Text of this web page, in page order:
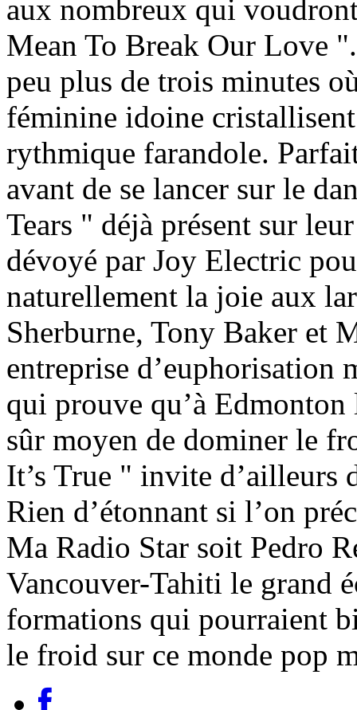
aux nombreux qui
Mean To Break Our Love
peu plus de trois minutes
féminine idoine
rythmique farandole.
avant de se lancer sur le
Tears " déjà présent sur
dévoyé par Joy Electric
naturellement la joie aux
Sherburne, Tony Baker et
entreprise d’euphorisation
qui prouve qu’à
sûr moyen de dominer le
It’s True " invite d’ailleurs
Rien d’étonnant si l’on
Ma Radio Star soit Pedro
Vancouver-Tahiti le grand
formations qui pourraient
le froid sur ce monde pop